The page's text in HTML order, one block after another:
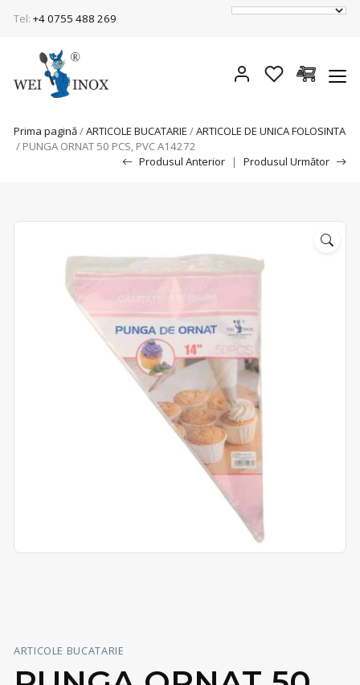
Tel: +4 0755 488 269
Prima pagină/ARTICOLE BUCATARIE /ARTICOLE DE UNICA FOLOSINTA
/ PUNGA ORNAT 50 PCS, PVC A14272
Produsul Anterior
| Produsul Următor
ARTICOLE BUCATARIE